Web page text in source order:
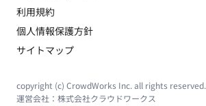
利用規約
個人情報保護方針
サイトマップ
copyright (c) CrowdWorks Inc. all rights reserved.
運営会社： 株式会社クラウドワークス